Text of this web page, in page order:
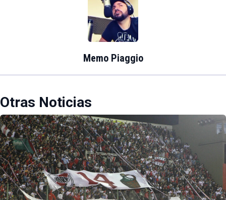
Memo Piaggio
Otras Noticias